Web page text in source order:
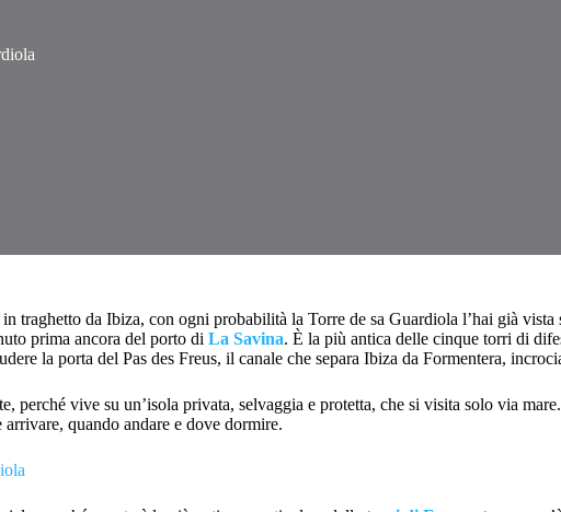
traghetto da Ibiza, con ogni probabilità la Torre de sa Guardiola l’hai già
prima ancora del porto di La Savina. È la più antica delle cinque torri di
la porta del Pas des Freus, il canale che separa Ibiza da Formentera,
perché vive su un’isola privata, selvaggia e protetta, che si visita solo via
quando andare e dove dormire.